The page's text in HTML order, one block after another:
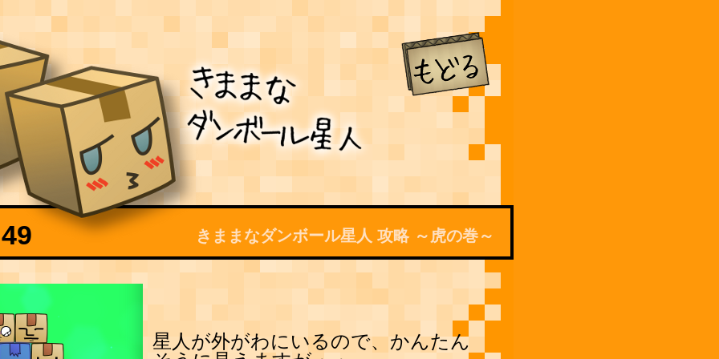
きままなダンボール星人 攻略 ～虎の巻～
星人が外がわにいるので、かんたん